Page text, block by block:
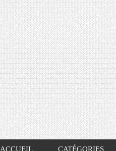
2024 FEAT. AKILA
[VIDÉO] OBJECTIF POIDS SANTÉ #67 :
VIE DES AUTRES
[VIDÉO] UNBOXING : LES MY LITTLE
FÉVRIER ET MARS 2024 FEAT. AKILA
[VIDÉO] LA SÉLECTION DU MOIS
[VIDÉO] HELLOFRESH #34 : IDÉES
ACCUEIL CATÉGORIES